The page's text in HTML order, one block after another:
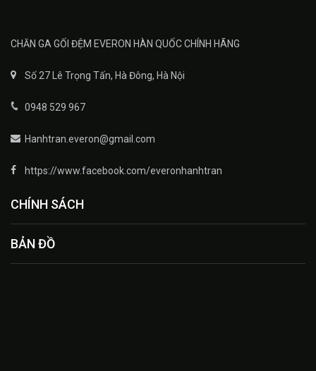
CHĂN GA GỐI ĐỆM EVERON HÀN QUỐC CHÍNH HÃNG
Số 27 Lê Trọng Tấn, Hà Đông, Hà Nội
0948 529 967
Hanhtran.everon@gmail.com
https://www.facebook.com/everonhanhtran
CHÍNH SÁCH
BẢN ĐỒ